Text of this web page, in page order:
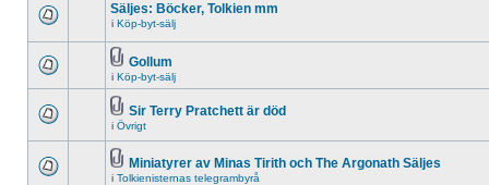
Säljes: Böcker, Tolkien mm
i Köp-byt-sälj
Gollum
i Köp-byt-sälj
Sir Terry Pratchett är död
i Övrigt
Miniatyrer av Minas Tirith och The Argonath Säljes
i Tolkienisternas telegrambyrå